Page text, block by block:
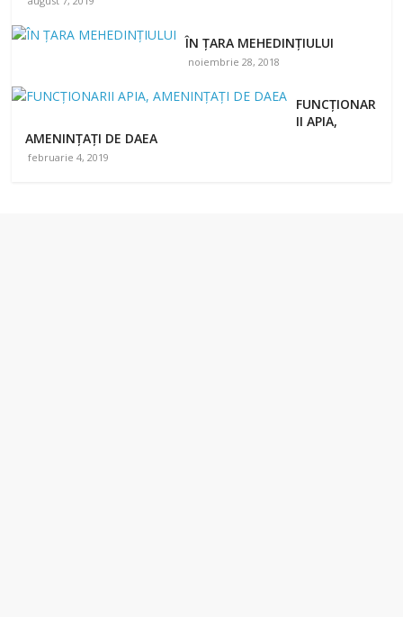
ÎN ȚARA MEHEDINȚIULUI
noiembrie 28, 2018
FUNCȚIONAR
II APIA,
AMENINȚAȚI DE DAEA
februarie 4, 2019